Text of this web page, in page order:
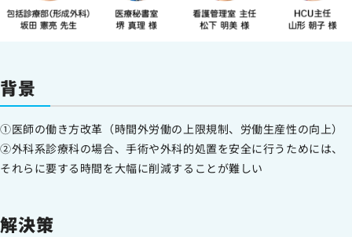
背景
①医師の働き方改革（時間外労働の上限規制、労働生産性の向上）
②外科系診療科の場合、手術や外科的処置を安全に行うためには、
それらに要する時間を大幅に削減することが難しい
解決策